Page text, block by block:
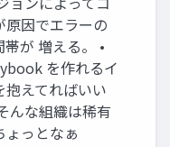
原因でエラーの
が 増える。 •
を作れるイ
抱えてればいい
んな組織は稀有
ょっとなぁ